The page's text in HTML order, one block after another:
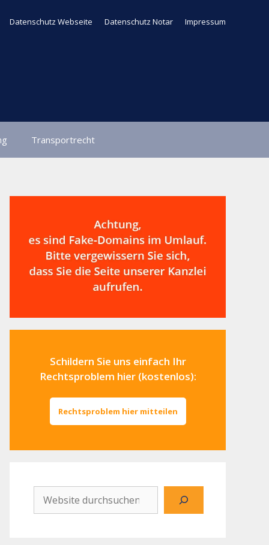
Datenschutz Webseite Datenschutz Notar Impressum
Transportrecht
Schildern Sie uns einfach Ihr
Rechtsproblem hier (kostenlos):
Rechtsproblem hier mitteilen
Website
durchsuchen